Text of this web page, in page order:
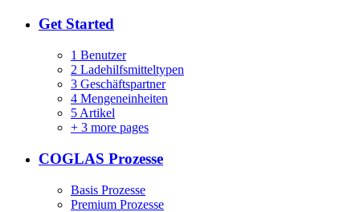
Get Started
1 Benutzer
2 Ladehilfsmitteltypen
3 Geschäftspartner
4 Mengeneinheiten
5 Artikel
+ 3 more pages
COGLAS Prozesse
Basis Prozesse
Premium Prozesse